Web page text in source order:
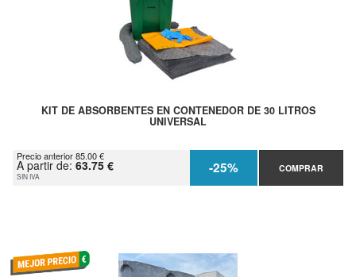
KIT DE ABSORBENTES EN CONTENEDOR DE 30 LITROS
UNIVERSAL
Precio anterior 85.00 €
A partir de: 63.75 €
SIN IVA -25% COMPRAR